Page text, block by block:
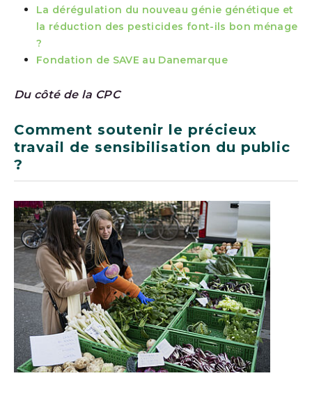
La dérégulation du nouveau génie génétique et
la réduction des pesticides font-ils bon ménage
?
Fondation de SAVE au Danemarque
Du côté de la CPC
Comment soutenir le précieux
travail de sensibilisation du public
?